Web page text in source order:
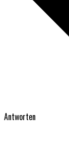
Antworten